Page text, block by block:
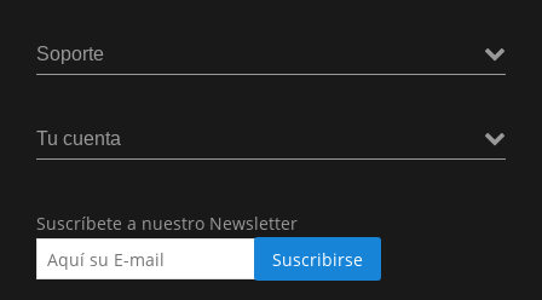
Soporte
Tu cuenta
Suscríbete a nuestro Newsletter